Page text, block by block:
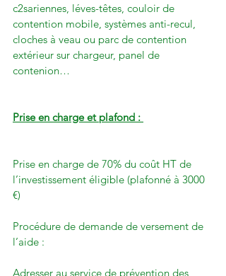
c2sariennes, léves-têtes, couloir de
contention mobile, systèmes anti-recul,
cloches à veau ou parc de contention
extérieur sur chargeur, panel de
contenion…
Prise en charge et plafond :
Prise en charge de 70% du coût HT de
l’investissement éligible (plafonné à 3000
€)
Procédure de demande de versement de
l’aide :
Adresser au service de prévention des